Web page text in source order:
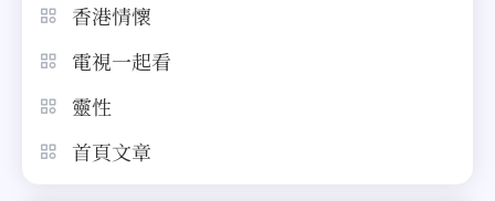
香港情懷
電視一起看
靈性
首頁文章